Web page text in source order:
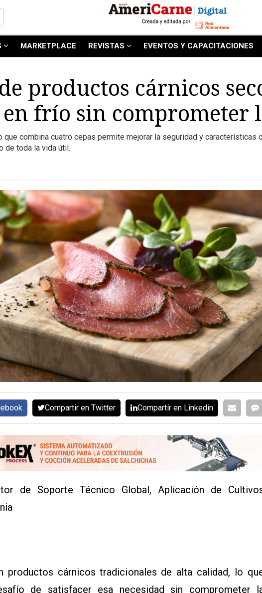
MARKETPLACE REVISTAS EVENTOS Y CAPACITACIONES
productos cárnicos
frío sin comprometer
combina cuatro cepas permite mejorar la seguridad y características
de toda la vida útil.
Compartir en Twitter Compartír en Linkedin
de Soporte Técnico Global, Aplicación de
productos cárnicos tradicionales de alta calidad, lo
de satisfacer esa necesidad sin comprometer